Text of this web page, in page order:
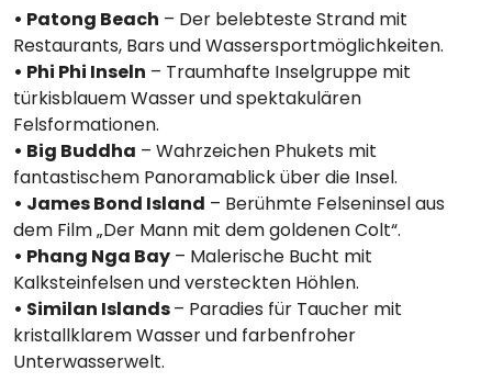
• Patong Beach – Der belebteste Strand mit
Restaurants, Bars und Wassersportmöglichkeiten.
• Phi Phi Inseln – Traumhafte Inselgruppe mit
türkisblauem Wasser und spektakulären
Felsformationen.
• Big Buddha – Wahrzeichen Phukets mit
fantastischem Panoramablick über die Insel.
• James Bond Island – Berühmte Felseninsel aus
dem Film „Der Mann mit dem goldenen Colt“.
• Phang Nga Bay – Malerische Bucht mit
Kalksteinfelsen und versteckten Höhlen.
• Similan Islands– Paradies für Taucher mit
kristallklarem Wasser und farbenfroher
Unterwasserwelt.